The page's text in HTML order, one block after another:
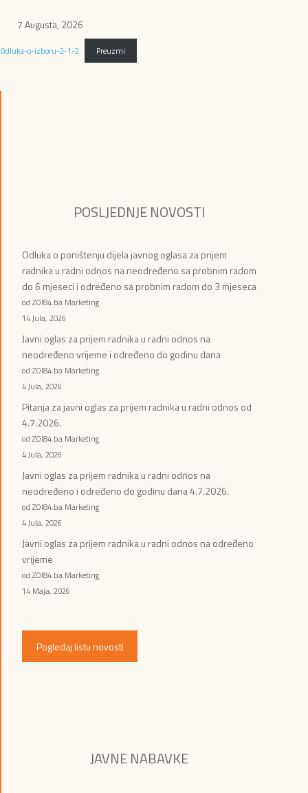
7 Augusta, 2026
Odluka-o-izboru-2-1-2 Preuzmi
POSLJEDNJE NOVOSTI
Odluka o poništenju dijela javnog oglasa za prijem
radnika u radni odnos na neodređeno sa probnim radom
do 6 mjeseci i određeno sa probnim radom do 3 mjeseca
od ZOI84.ba Marketing
14 Jula, 2026
Javni oglas za prijem radnika u radni odnos na
neodređeno vrijeme i određeno do godinu dana
od ZOI84.ba Marketing
4 Jula, 2026
Pitanja za javni oglas za prijem radnika u radni odnos od
4.7.2026.
od ZOI84.ba Marketing
4 Jula, 2026
Javni oglas za prijem radnika u radni odnos na
neodređeno i određeno do godinu dana 4.7.2026.
od ZOI84.ba Marketing
4 Jula, 2026
Javni oglas za prijem radnika u radni odnos na određeno
vrijeme
od ZOI84.ba Marketing
14 Maja, 2026
Pogledaj listu novosti
JAVNE NABAVKE